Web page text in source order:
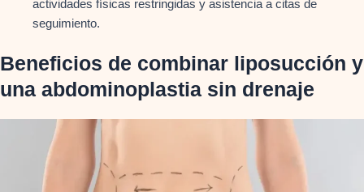
actividades físicas restringidas y asistencia a citas de
seguimiento.
Beneficios de combinar liposucción y
una abdominoplastia sin drenaje